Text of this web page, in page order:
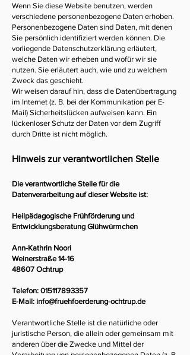
Wenn Sie diese Website benutzen, werden
verschiedene personenbezogene Daten erhoben.
Personenbezogene Daten sind Daten, mit denen
Sie persönlich identifiziert werden können. Die
vorliegende Datenschutzerklärung erläutert,
welche Daten wir erheben und wofür wir sie
nutzen. Sie erläutert auch, wie und zu welchem
Zweck das geschieht.
Wir weisen darauf hin, dass die Datenübertragung
im Internet (z. B. bei der Kommunikation per E-
Mail) Sicherheitslücken aufweisen kann. Ein
lückenloser Schutz der Daten vor dem Zugriff
durch Dritte ist nicht möglich.
Hinweis zur verantwortlichen Stelle
Die verantwortliche Stelle für die
Datenverarbeitung auf dieser Website ist:
Heilpädagogische Frühförderung und
Entwicklungsberatung Glühwürmchen
Ann-Kathrin Noori
Weinerstraße 14-16
48607 Ochtrup
Telefon: 015117893357
E-Mail: info@fruehfoerderung-ochtrup.de
Verantwortliche Stelle ist die natürliche oder
juristische Person, die allein oder gemeinsam mit
anderen über die Zwecke und Mittel der